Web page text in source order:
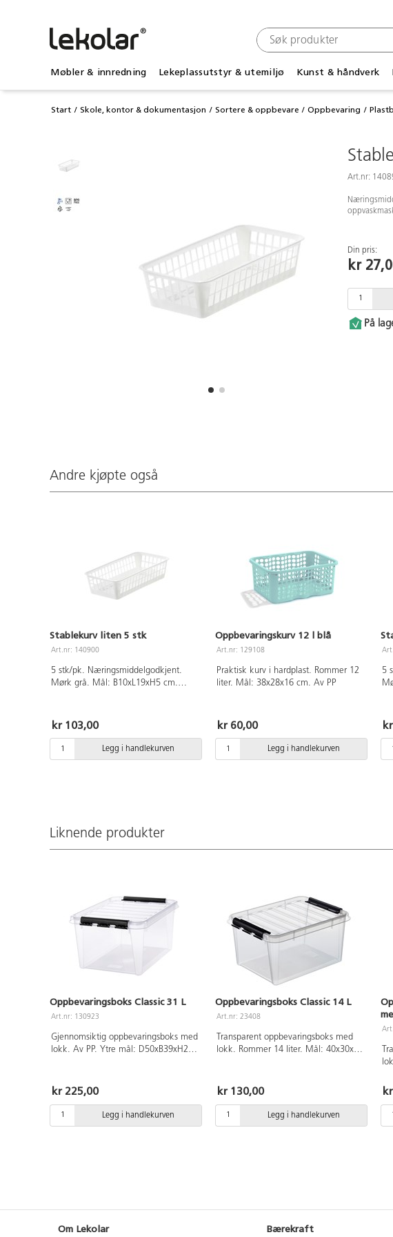
Møbler & innredning Lekeplassutstyr & utemiljø Kunst & håndverk
Start Skole, kontor & dokumentasjon Sortere & oppbevare Oppbevaring
Art.nr:
Din pris:
kr
På
Andre kjøpte også
Stablekurv liten 5 stk
Art.nr: 140900
5 stk/pk. Næringsmiddelgodkjent.
Mørk grå. Mål: B10xL19xH5 cm.
kr 103,00
Legg i handlekurven
Oppbevaringskurv 12 l blå
Art.nr: 129108
Praktisk kurv i hardplast. Rommer 12
liter. Mål: 38x28x16 cm. Av PP
kr 60,00
Legg i handlekurven
5
Liknende produkter
Oppbevaringsboks Classic 31 L
Art.nr: 130923
Gjennomsiktig oppbevaringsboks med
lokk. Av PP. Ytre mål: D50xB39xH26
kr 225,00
Legg i handlekurven
Oppbevaringsboks Classic 14 L
Art.nr: 23408
Transparent oppbevaringsboks med
lokk. Rommer 14 liter. Mål: 40x30x19
kr 130,00
Legg i handlekurven
Om Lekolar Bærekraft